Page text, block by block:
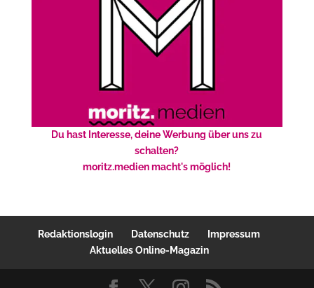
Du hast Interesse, deine Werbung über uns zu
schalten?
moritz.medien macht's möglich!
Redaktionslogin Datenschutz
Impressum
Aktuelles Online-Magazin